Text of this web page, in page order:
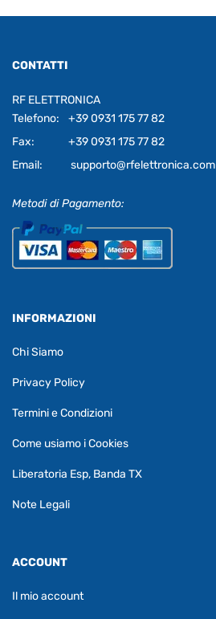
CONTATTI
RF ELETTRONICA
Telefono:
+39 0931 175 77 82
Fax:
+39 0931 175 77 82
Email:
supporto@rfelettronica.com
Metodi di Pagamento:
INFORMAZIONI
Chi Siamo
Privacy Policy
Termini e Condizioni
Come usiamo i Cookies
Liberatoria Esp, Banda TX
Note Legali
ACCOUNT
Il mio account